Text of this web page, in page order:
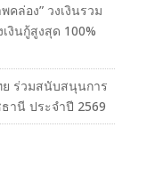
คล่อง” วงเงินรวม
งินกู้สูงสุด 100%
ร่วมสนับสนุนการ
านี ประจำปี 2569